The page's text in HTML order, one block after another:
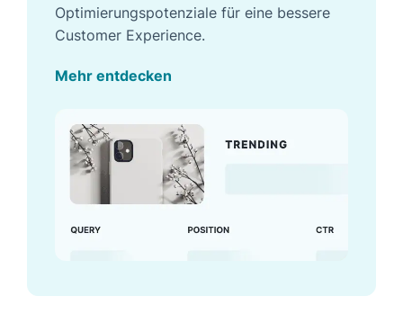
Optimierungspotenziale für eine bessere
Customer Experience.
Mehr entdecken